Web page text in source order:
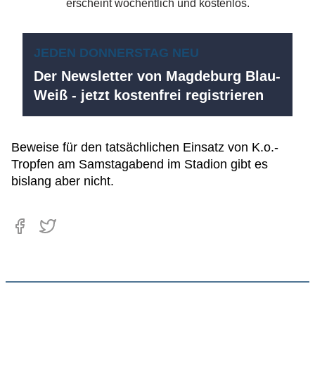
JEDEN DONNERSTAG NEU
Der Newsletter von Magdeburg Blau-
Weiß - jetzt kostenfrei registrieren
Beweise für den tatsächlichen Einsatz von K.o.-
Tropfen am Samstagabend im Stadion gibt es
bislang aber nicht.